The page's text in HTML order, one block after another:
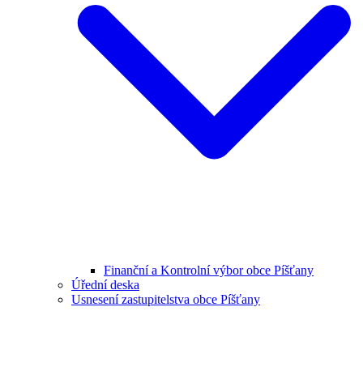
Finanční a Kontrolní výbor obce Píšťany
Úřední deska
Usnesení zastupitelstva obce Píšťany